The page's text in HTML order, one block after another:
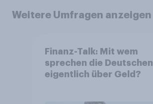
Weitere Umfragen anzeigen
Finanz-Talk: Mit wem
sprechen die Deutschen
eigentlich über Geld?